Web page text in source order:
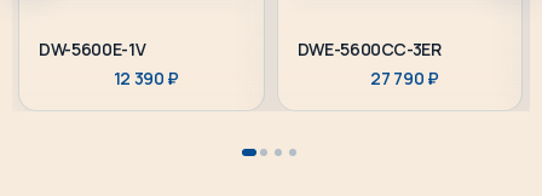
DW-5600E-1V
12 390 ₽
DWE-5600CC-3ER
27 790 ₽